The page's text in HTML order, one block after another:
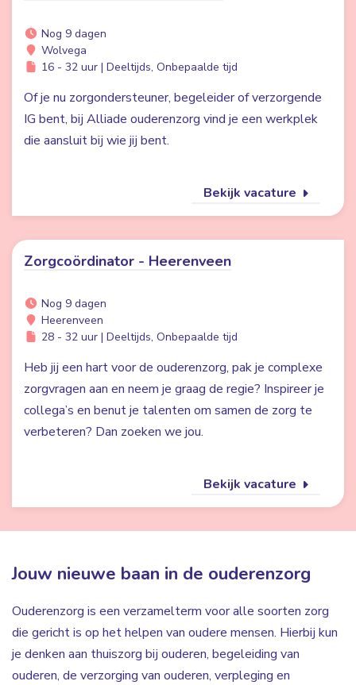
Nog 9 dagen
Wolvega
16 - 32 uur | Deeltijds, Onbepaalde tijd
Of je nu zorgondersteuner, begeleider of verzorgende
IG bent, bij Alliade ouderenzorg vind je een werkplek
die aansluit bij wie jij bent.
Bekijk vacature
Zorgcoördinator - Heerenveen
Nog 9 dagen
Heerenveen
28 - 32 uur | Deeltijds, Onbepaalde tijd
Heb jij een hart voor de ouderenzorg, pak je complexe
zorgvragen aan en neem je graag de regie? Inspireer je
collega’s en benut je talenten om samen de zorg te
verbeteren? Dan zoeken we jou.
Bekijk vacature
Jouw nieuwe baan in de ouderenzorg
Ouderenzorg is een verzamelterm voor alle soorten zorg
die gericht is op het helpen van oudere mensen. Hierbij kun
je denken aan thuiszorg bij ouderen, begeleiding van
ouderen, de verzorging van ouderen, verpleging en